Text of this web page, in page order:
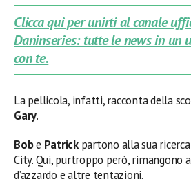
Clicca qui per unirti al canale
Daninseries: tutte le news in un
con te.
La pellicola, infatti, racconta della
Gary.
Bobe Patrickpartono alla sua
City. Qui, purtroppo però, rimangono
d’azzardo e altre tentazioni.